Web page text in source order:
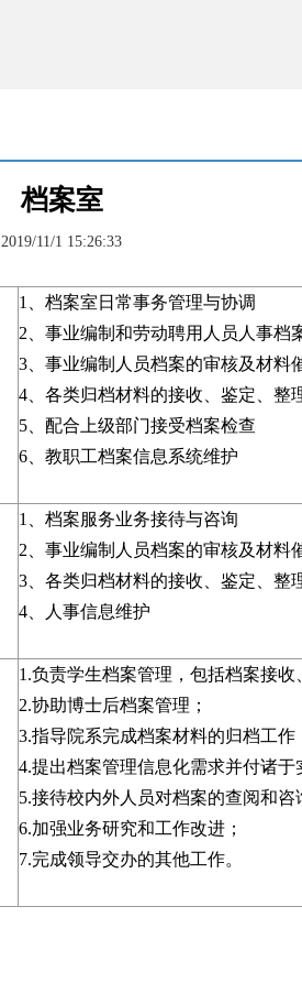
档案室
2019/11/1 15:26:33
1、档案室日常事务管理与协调
2、事业编制和劳动聘用人员人事档
3、事业编制人员档案的审核及材料
4、各类归档材料的接收、鉴定、整
5、配合上级部门接受档案检查
6、教职工档案信息系统维护
1、档案服务业务接待与咨询
2、事业编制人员档案的审核及材料
3、各类归档材料的接收、鉴定、整
4、人事信息维护
1.负责学生档案管理，包括档案接
2.协助博士后档案管理；
3.指导院系完成档案材料的归档工作
4.提出档案管理信息化需求并付诸于
5.接待校内外人员对档案的查阅和咨
6.加强业务研究和工作改进；
7.完成领导交办的其他工作。